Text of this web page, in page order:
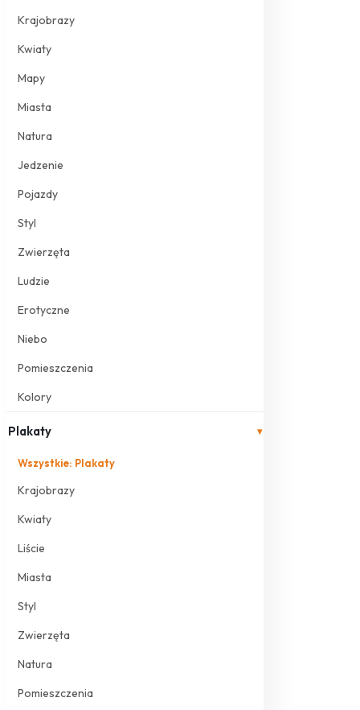
Krajobrazy
Kwiaty
Mapy
Miasta
Natura
Jedzenie
Pojazdy
Styl
Zwierzęta
Ludzie
Erotyczne
Niebo
Pomieszczenia
Kolory
Plakaty ▾
Wszystkie: Plakaty
Krajobrazy
Kwiaty
Liście
Miasta
Styl
Zwierzęta
Natura
Pomieszczenia